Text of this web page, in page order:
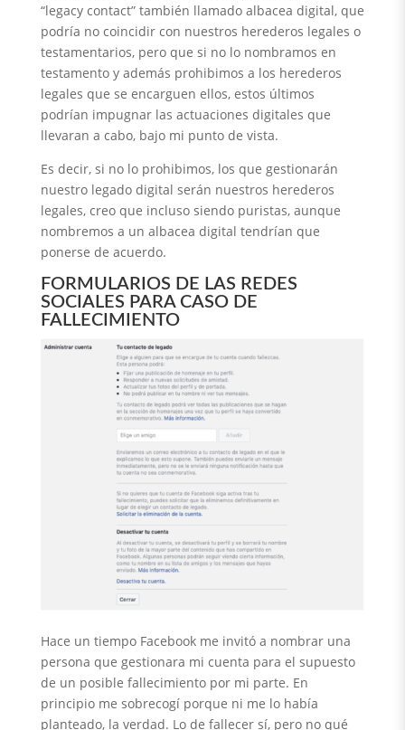
“legacy contact” también llamado albacea digital, que
podría no coincidir con nuestros herederos legales o
testamentarios, pero que si no lo nombramos en
testamento y además prohibimos a los herederos
legales que se encarguen ellos, estos últimos
podrían impugnar las actuaciones digitales que
llevaran a cabo, bajo mi punto de vista.
Es decir, si no lo prohibimos, los que gestionarán
nuestro legado digital serán nuestros herederos
legales, creo que incluso siendo puristas, aunque
nombremos a un albacea digital tendrían que
ponerse de acuerdo.
FORMULARIOS DE LAS REDES
SOCIALES PARA CASO DE
FALLECIMIENTO
Hace un tiempo Facebook me invitó a nombrar una
persona que gestionara mi cuenta para el supuesto
de un posible fallecimiento por mi parte. En
principio me sobrecogí porque ni me lo había
planteado, la verdad. Lo de fallecer sí, pero no qué